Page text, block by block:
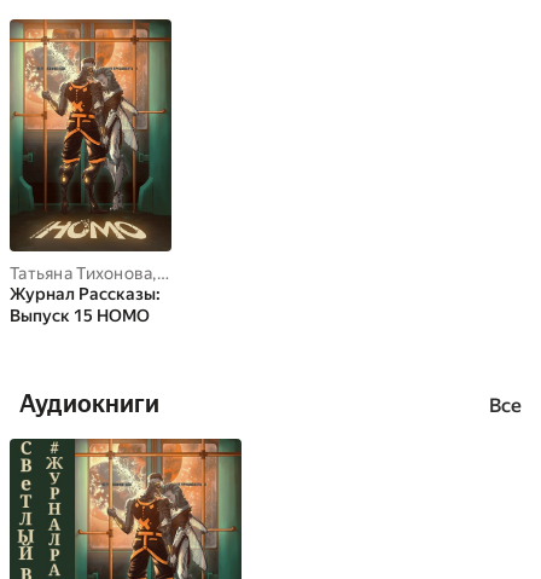
Татьяна Тихонова, Анна Кэтрин Грин
Журнал Рассказы:
Выпуск 15 HOMO
Аудиокниги Все